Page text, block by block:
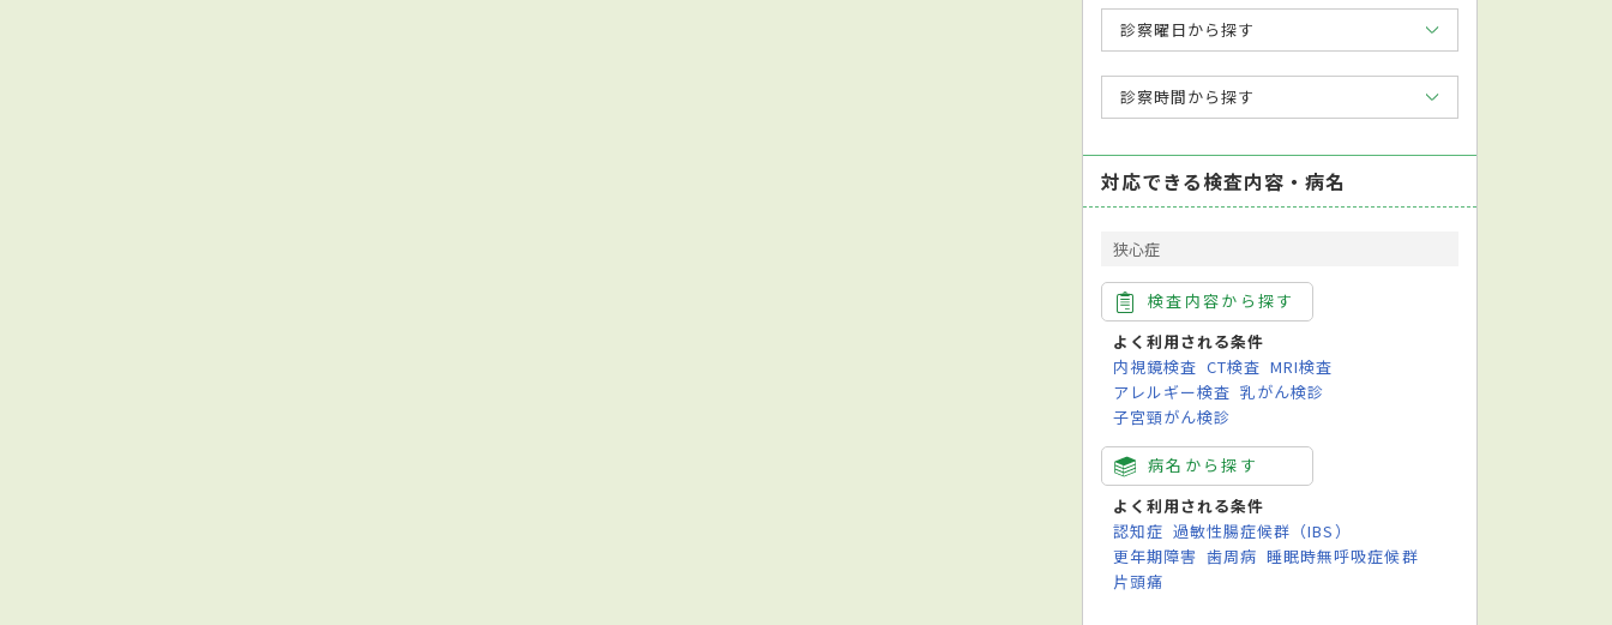
診察曜日から探す
診察時間から探す
対応できる検査内容・病名
狭心症
検査内容から探す
よく利用される条件
内視鏡検査 CT検査 MRI検査
アレルギー検査 乳がん検診
子宮頸がん検診
病名から探す
よく利用される条件
認知症 過敏性腸症候群（IBS）
更年期障害 歯周病 睡眠時無呼吸症候群
片頭痛